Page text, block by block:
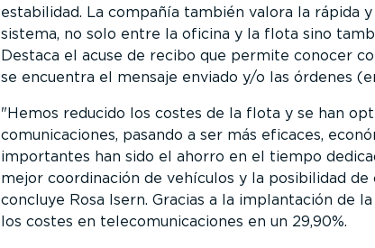
estabilidad. La compañía también valora la rápida
sistema, no solo entre la oficina y la flota sino
Destaca el acuse de recibo que permite conocer
se encuentra el mensaje enviado y/o las órdenes
Hemos reducido los costes de la flota y se han
comunicaciones, pasando a ser más eficaces,
importantes han sido el ahorro en el tiempo
mejor coordinación de vehículos y la posibilidad
concluye Rosa Isern. Gracias a la implantación de
los costes en telecomunicaciones en un 29,90%.